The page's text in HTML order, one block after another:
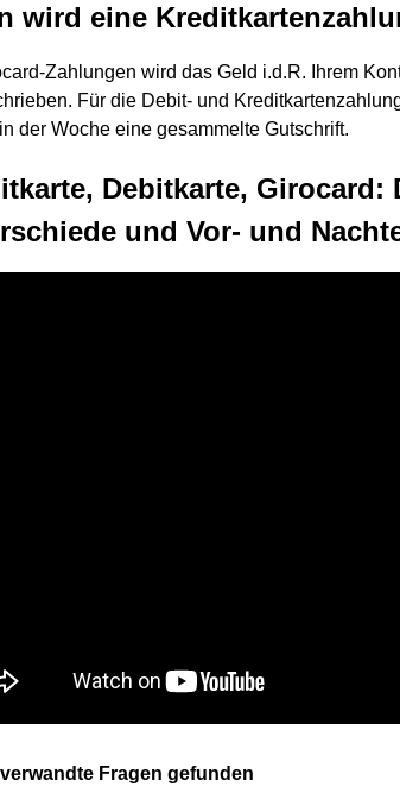
wird eine
Zahlungen wird das Geld i.d.R. Ihrem
Für die Debit- und
der Woche eine gesammelte Gutschrift.
Debitkarte, Girocard:
und Vor- und
Fragen gefunden